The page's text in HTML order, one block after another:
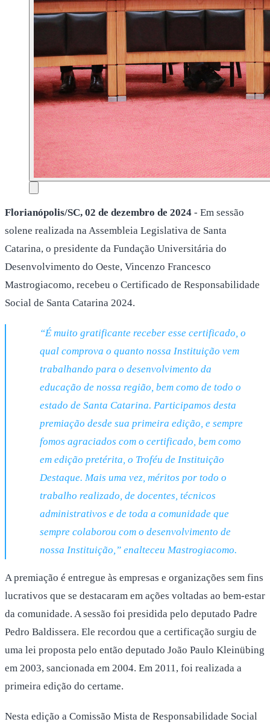
Florianópolis/SC, 02 de dezembro de 2024 - Em sessão
solene realizada na Assembleia Legislativa de Santa
Catarina, o presidente da Fundação Universitária do
Desenvolvimento do Oeste, Vincenzo Francesco
Mastrogiacomo, recebeu o Certificado de Responsabilidade
Social de Santa Catarina 2024.
“É muito gratificante receber esse certificado, o
qual comprova o quanto nossa Instituição vem
trabalhando para o desenvolvimento da
educação de nossa região, bem como de todo o
estado de Santa Catarina. Participamos desta
premiação desde sua primeira edição, e sempre
fomos agraciados com o certificado, bem como
em edição pretérita, o Troféu de Instituição
Destaque. Mais uma vez, méritos por todo o
trabalho realizado, de docentes, técnicos
administrativos e de toda a comunidade que
sempre colaborou com o desenvolvimento de
nossa Instituição,” enalteceu Mastrogiacomo.
A premiação é entregue às empresas e organizações sem fins
lucrativos que se destacaram em ações voltadas ao bem-estar
da comunidade. A sessão foi presidida pelo deputado Padre
Pedro Baldissera. Ele recordou que a certificação surgiu de
uma lei proposta pelo então deputado João Paulo Kleinübing
em 2003, sancionada em 2004. Em 2011, foi realizada a
primeira edição do certame.
Nesta edição a Comissão Mista de Responsabilidade Social